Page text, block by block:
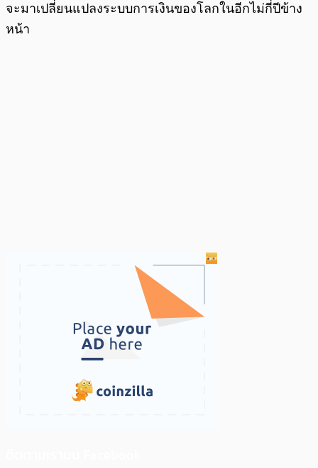
จะมาเปลี่ยนแปลงระบบการเงินของโลกในอีกไม่กี่ปีข้าง
หน้า